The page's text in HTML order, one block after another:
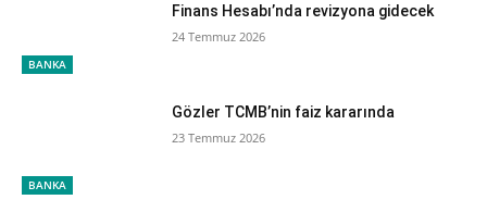
BANKA
Finans Hesabı’nda revizyona gidecek
24 Temmuz 2026
BANKA
Gözler TCMB’nin faiz kararında
23 Temmuz 2026